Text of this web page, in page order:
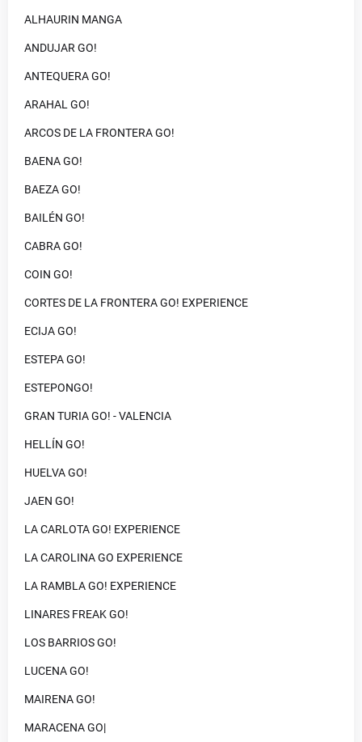
ALHAURIN MANGA
ANDUJAR GO!
ANTEQUERA GO!
ARAHAL GO!
ARCOS DE LA FRONTERA GO!
BAENA GO!
BAEZA GO!
BAILÉN GO!
CABRA GO!
COIN GO!
CORTES DE LA FRONTERA GO! EXPERIENCE
ECIJA GO!
ESTEPA GO!
ESTEPONGO!
GRAN TURIA GO! - VALENCIA
HELLÍN GO!
HUELVA GO!
JAEN GO!
LA CARLOTA GO! EXPERIENCE
LA CAROLINA GO EXPERIENCE
LA RAMBLA GO! EXPERIENCE
LINARES FREAK GO!
LOS BARRIOS GO!
LUCENA GO!
MAIRENA GO!
MARACENA GO|